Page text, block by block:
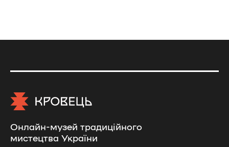
Онлайн-музей традиційного
мистецтва України